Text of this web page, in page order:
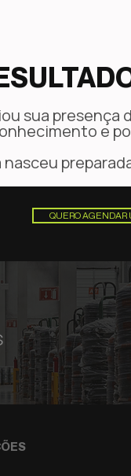
sua
e
nasceu
QUERO AGENDAR